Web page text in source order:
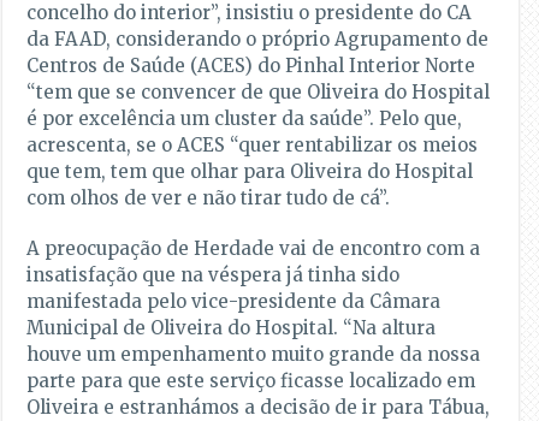
concelho do interior”, insistiu o presidente do CA
da FAAD, considerando o próprio Agrupamento de
Centros de Saúde (ACES) do Pinhal Interior Norte
“tem que se convencer de que Oliveira do Hospital
é por excelência um cluster da saúde”. Pelo que,
acrescenta, se o ACES “quer rentabilizar os meios
que tem, tem que olhar para Oliveira do Hospital
com olhos de ver e não tirar tudo de cá”.
A preocupação de Herdade vai de encontro com a
insatisfação que na véspera já tinha sido
manifestada pelo vice-presidente da Câmara
Municipal de Oliveira do Hospital. “Na altura
houve um empenhamento muito grande da nossa
parte para que este serviço ficasse localizado em
Oliveira e estranhámos a decisão de ir para Tábua,